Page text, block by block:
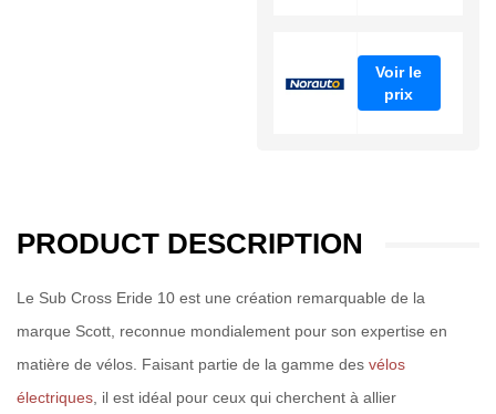
Voir le
prix
PRODUCT DESCRIPTION
Le Sub Cross Eride 10 est une création remarquable de la
marque Scott, reconnue mondialement pour son expertise en
matière de vélos. Faisant partie de la gamme des vélos
électriques , il est idéal pour ceux qui cherchent à allier